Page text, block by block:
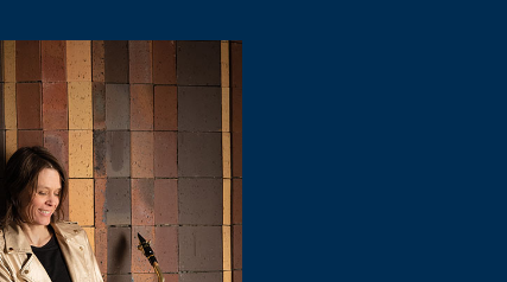
temps, un nouvel Orchestre National de Jazz —